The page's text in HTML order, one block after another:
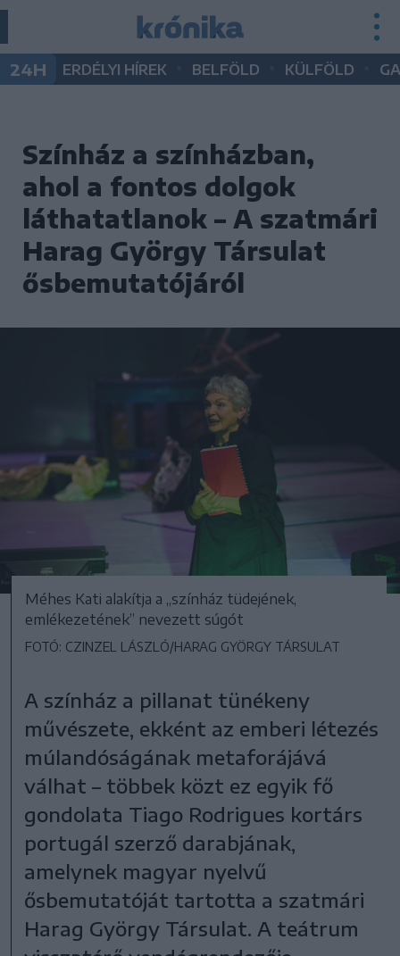
24H ERDÉLYI HÍREK BELFÖLD KÜLFÖLD
Színház a színházban,
ahol a fontos dolgok
láthatatlanok – A szatmári
Harag György Társulat
ősbemutatójáról
Méhes Kati alakítja a „színház tüdejének,
emlékezetének” nevezett súgót
FOTÓ: CZINZEL LÁSZLÓ/HARAG GYÖRGY TÁRSULAT
A színház a pillanat tünékeny
művészete, ekként az emberi létezés
múlandóságának metaforájává
válhat – többek közt ez egyik fő
gondolata Tiago Rodrigues kortárs
portugál szerző darabjának,
amelynek magyar nyelvű
ősbemutatóját tartotta a szatmári
Harag György Társulat. A teátrum